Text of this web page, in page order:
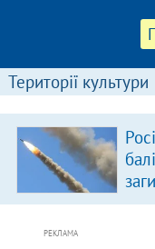
Території культури
РЕКЛАМА